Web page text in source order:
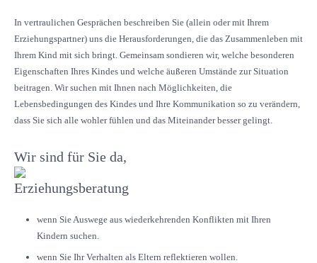
In vertraulichen Gesprächen beschreiben Sie (allein oder mit Ihrem
Erziehungspartner) uns die Herausforderungen, die das Zusammenleben mit
Ihrem Kind mit sich bringt. Gemeinsam sondieren wir, welche besonderen
Eigenschaften Ihres Kindes und welche äußeren Umstände zur Situation
beitragen. Wir suchen mit Ihnen nach Möglichkeiten, die
Lebensbedingungen des Kindes und Ihre Kommunikation so zu verändern,
dass Sie sich alle wohler fühlen und das Miteinander besser gelingt.
Wir sind für Sie da,
wenn Sie Auswege aus wiederkehrenden Konflikten mit Ihren
Kindern suchen.
wenn Sie Ihr Verhalten als Eltern reflektieren wollen.